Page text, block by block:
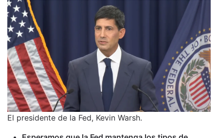
El presidente de la Fed, Kevin Warsh.